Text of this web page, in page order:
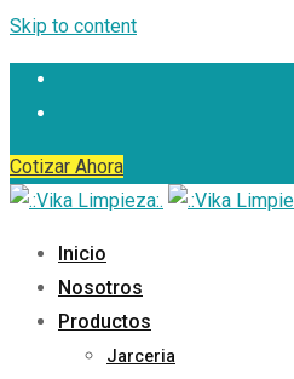
Skip to content
Cotizar Ahora
Inicio
Nosotros
Productos
Jarceria